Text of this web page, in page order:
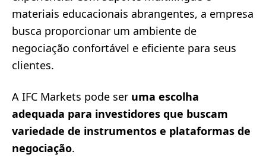
materiais educacionais abrangentes, a empresa
busca proporcionar um ambiente de
negociação confortável e eficiente para seus
clientes.
A IFC Markets pode ser uma escolha
adequada para investidores que buscam
variedade de instrumentos e plataformas de
negociação.